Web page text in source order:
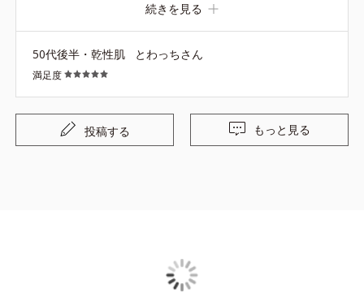
ても良かったです。 是非、セット買いをおすすめします！
続きを見る
50代後半・乾性肌 とわっちさん
満足度
投稿する もっと見る